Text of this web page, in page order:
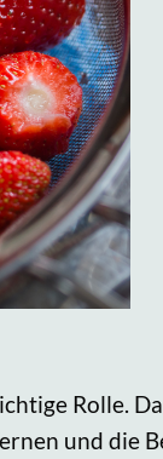
Rolle.
und die